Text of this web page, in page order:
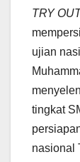
TRY
ujian
tingkat
nasional